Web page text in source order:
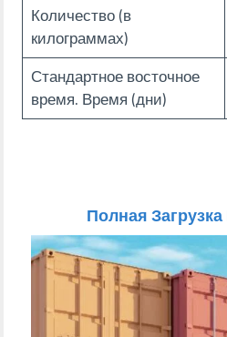
Количество (в
килограммах)
Стандартное восточное
время. Время (дни)
Полная